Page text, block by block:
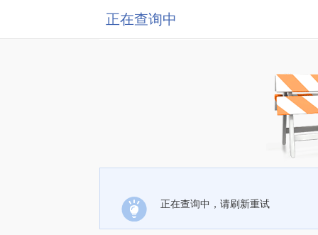
正在查询中
正在查询中，请刷新重试